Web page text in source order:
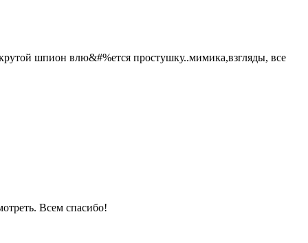
шпион влю&#%ется простушку..мимика,взгляды, все
Всем спасибо!